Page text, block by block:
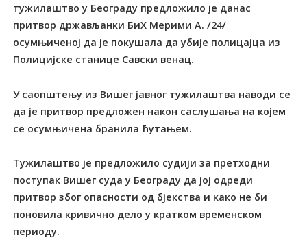
тужилаштво у Београду предложило је данас
притвор држављанки БиХ Мерими А. /24/
осумњиченој да је покушала да убије полицајца из
Полицијске станице Савски венац.
У саопштењу из Вишег јавног тужилаштва наводи се
да је притвор предложен након саслушања на којем
се осумњичена бранила ћутањем.
Тужилаштво је предложило судији за претходни
поступак Вишег суда у Београду да јој одреди
притвор због опасности од бјекства и како не би
поновила кривично дело у кратком временском
периоду.